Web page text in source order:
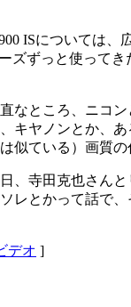
ISについては、
ズずっと使って
ところ、ニコ
キヤノンとか、
似ている）画質
寺田克也さん
レとかって話で
デオ ]